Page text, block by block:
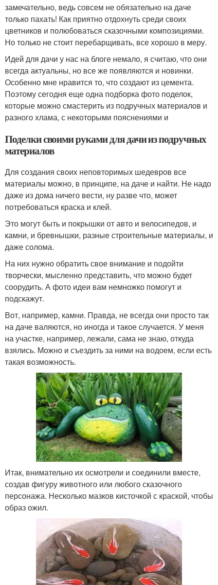
замечательно, ведь совсем не обязательно на даче
только пахать! Как приятно отдохнуть среди своих
цветников и полюбоваться сказочными композициями.
Но только не стоит перебарщивать, все хорошо в меру.
Идей для дачи у нас на блоге немало, я считаю, что они
всегда актуальны, но все же появляются и новинки.
Особенно мне нравится то, что создают из цемента.
Поэтому сегодня еще одна подборка фото поделок,
которые можно смастерить из подручных материалов и
разного хлама, с некоторыми пояснениями и
Поделки своими руками для дачи из подручных
материалов
Для создания своих неповторимых шедевров все
материалы можно, в принципе, на даче и найти. Не надо
даже из дома ничего вести, ну разве что, может
потребоваться краска и клей.
Это могут быть и покрышки от авто и велосипедов, и
камни, и бревнышки, разные строительные материалы, и
даже солома.
На них нужно обратить свое внимание и подойти
творчески, мысленно представить, что можно будет
соорудить. А фото идеи вам немножко помогут и
подскажут.
Вот, например, камни. Правда, не всегда они просто так
на даче валяются, но иногда и такое случается. У меня
на участке, например, лежали, сама не знаю, откуда
взялись. Можно и съездить за ними на водоем, если есть
такая возможность.
Итак, внимательно их осмотрели и соединили вместе,
создав фигуру животного или любого сказочного
персонажа. Несколько мазков кисточкой с краской, чтобы
образ ожил.